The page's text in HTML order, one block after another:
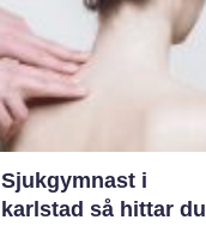
med återkommande
ryggont...
Sjukgymnast i
karlstad så hittar du